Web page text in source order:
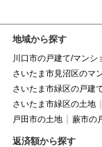
地域から探す
川口市の戸建て/マンシ
さいたま市見沼区のマ
さいたま市緑区の戸建
さいたま市緑区の土地
戸田市の土地
蕨市の
返済額から探す